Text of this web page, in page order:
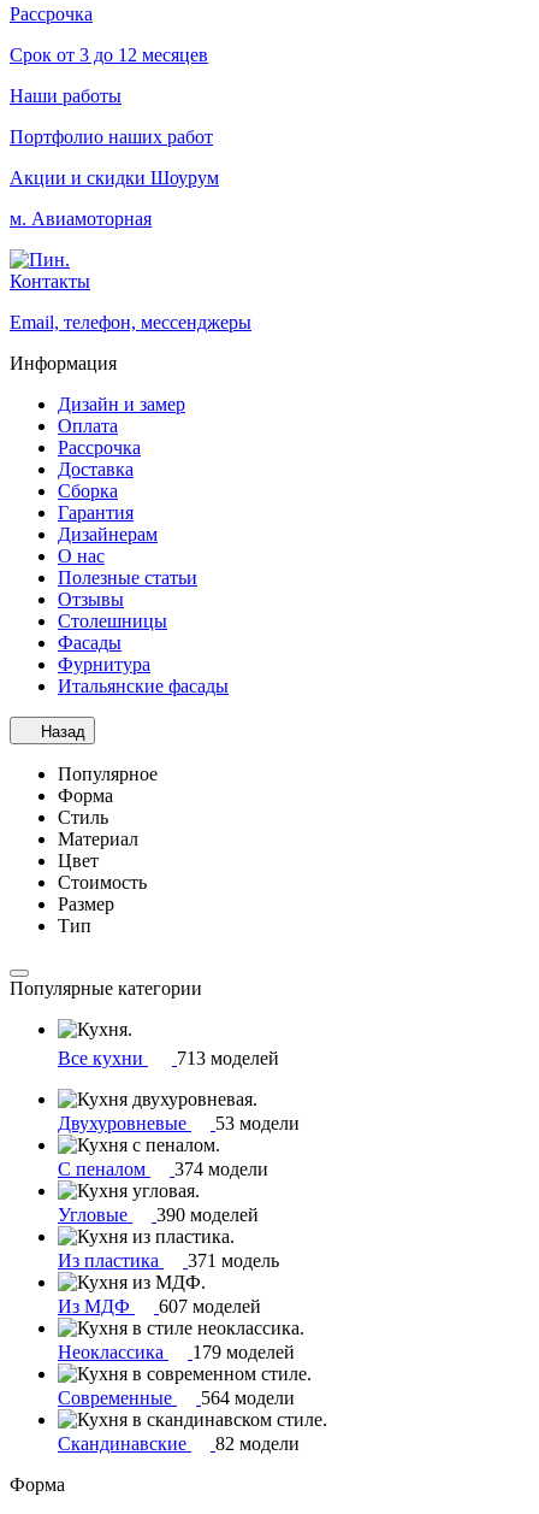
Рассрочка
Срок от 3 до 12 месяцев
Наши работы
Портфолио наших работ
Акции и скидки Шоурум
м. Авиамоторная
Контакты
Email, телефон, мессенджеры
Информация
Дизайн и замер
Оплата
Рассрочка
Доставка
Сборка
Гарантия
Дизайнерам
О нас
Полезные статьи
Отзывы
Столешницы
Фасады
Фурнитура
Итальянские фасады
Назад
Популярное
Форма
Стиль
Материал
Цвет
Стоимость
Размер
Тип
Популярные категории
Все кухни 713 моделей
Двухуровневые 53 модели
С пеналом 374 модели
Угловые 390 моделей
Из пластика 371 модель
Из МДФ 607 моделей
Неоклассика 179 моделей
Современные 564 модели
Скандинавские
82 модели
Форма